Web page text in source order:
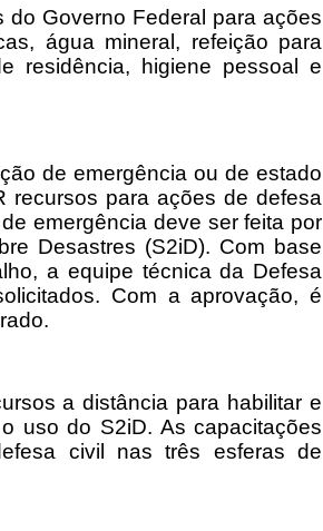
do Governo Federal para ações
água mineral, refeição para
residência, higiene pessoal e
de emergência ou de estado
recursos para ações de defesa
emergência deve ser feita por
Desastres (S2iD). Com base
a equipe técnica da Defesa
Com a aprovação, é
a distância para habilitar e
uso do S2iD. As capacitações
civil nas três esferas de